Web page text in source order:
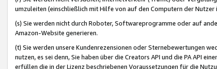
umzuleiten (einschließlich mit Hilfe von auf den Computern der
(s) Sie werden nicht durch Roboter, Softwareprogramme oder auf
Amazon-Website generieren.
(t) Sie werden unsere Kundenrezensionen oder Sternebewertungen
nutzen, es sei denn, Sie haben über die Creators API und die PA API
erfüllen die in der Lizenz beschriebenen Voraussetzungen für die